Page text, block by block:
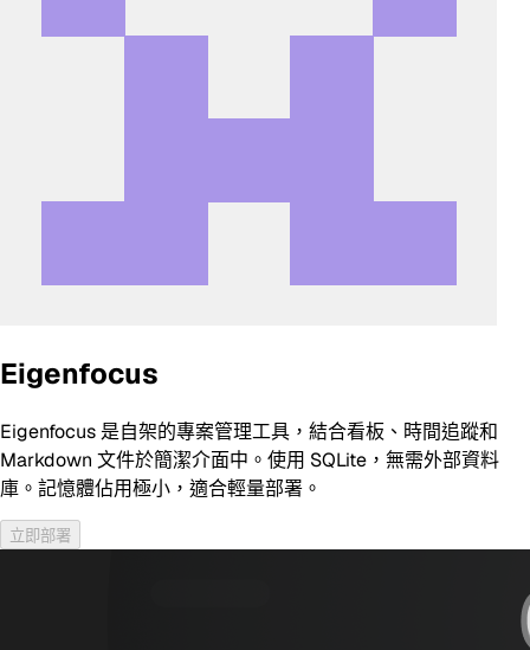
Eigenfocus
Eigenfocus 是自架的專案管理工具，結合看板、時間追蹤和
Markdown 文件於簡潔介面中。使用 SQLite，無需外部資料
庫。記憶體佔用極小，適合輕量部署。
立即部署